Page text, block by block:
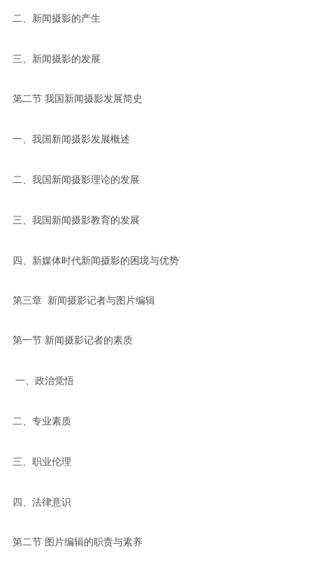
二、新闻摄影的产生
三、新闻摄影的发展
第二节 我国新闻摄影发展简史
一、我国新闻摄影发展概述
二、我国新闻摄影理论的发展
三、我国新闻摄影教育的发展
四、新媒体时代新闻摄影的困境与优势
第三章 新闻摄影记者与图片编辑
第一节 新闻摄影记者的素质
一、政治觉悟
二、专业素质
三、职业伦理
四、法律意识
第二节 图片编辑的职责与素养